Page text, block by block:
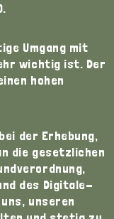
Umgang mit
wichtig ist. Der
hohen
der Erhebung,
die gesetzlichen
des Digitale-
unseren